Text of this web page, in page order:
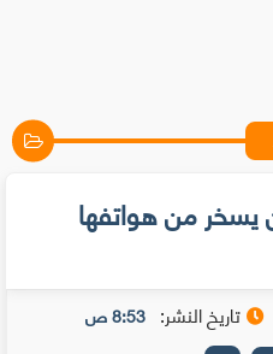
من هواتفها
تاريخ النشر: 8:53 ص